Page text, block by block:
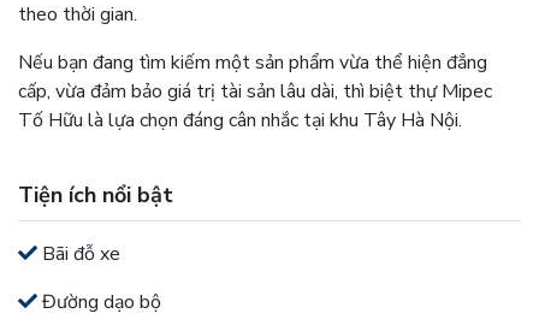
theo thời gian.
Nếu bạn đang tìm kiếm một sản phẩm vừa thể hiện đẳng
cấp, vừa đảm bảo giá trị tài sản lâu dài, thì biệt thự Mipec
Tố Hữu là lựa chọn đáng cân nhắc tại khu Tây Hà Nội.
Tiện ích nổi bật
Bãi đỗ xe
Đường dạo bộ